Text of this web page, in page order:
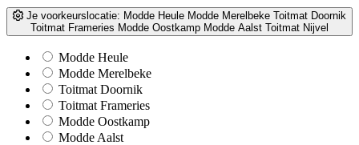
Je voorkeurslocatie: Modde Heule Modde Merelbeke Toitmat Doornik
Toitmat Frameries Modde Oostkamp Modde Aalst Toitmat Nijvel
Modde Heule
Modde Merelbeke
Toitmat Doornik
Toitmat Frameries
Modde Oostkamp
Modde Aalst